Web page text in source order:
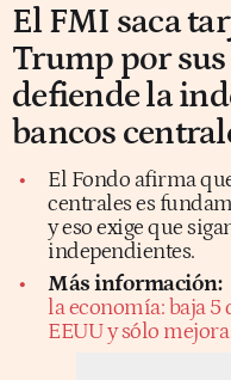
El FMI saca
Trump por
defiende la
bancos
El Fondo afirma
centrales es
y eso exige que
independientes.
Más información:
la economía: baja
EEUU y sólo